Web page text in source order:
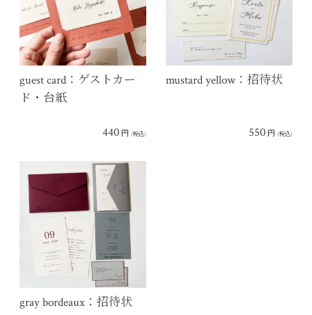
guest card：ゲストカー
ド・台紙
440 円 (税込)
mustard yellow：招待状
550 円 (税込)
gray bordeaux：招待状